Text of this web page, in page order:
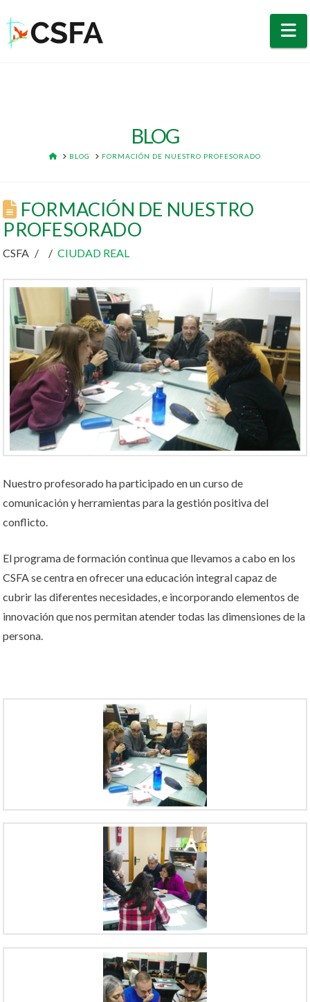
BLOG
HOME
BLOG FORMACIÓN DE NUESTRO PROFESORADO
FORMACIÓN DE NUESTRO
PROFESORADO
CSFA CIUDAD REAL
Nuestro profesorado ha participado en un curso de
comunicación y herramientas para la gestión positiva del
conflicto.
El programa de formación continua que llevamos a cabo en los
CSFA se centra en ofrecer una educación integral capaz de
cubrir las diferentes necesidades, e incorporando elementos de
innovación que nos permitan atender todas las dimensiones de la
persona.